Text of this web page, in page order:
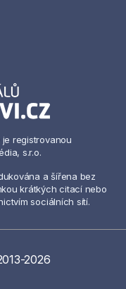
je registrovanou
s.r.o.
a šířena bez
krátkých citací nebo
sociálních sítí.
2026